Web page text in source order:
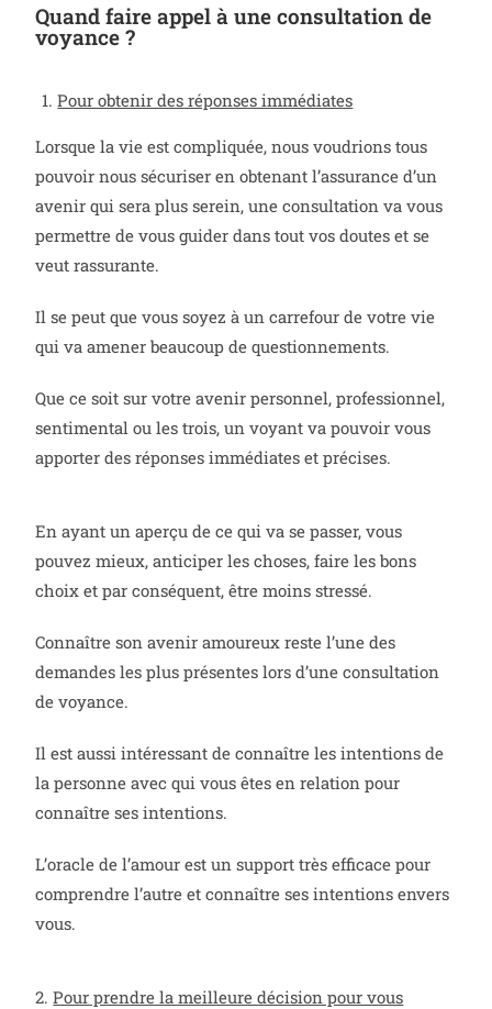
Quand faire appel à une consultation de
voyance ?
Pour obtenir des réponses immédiates
Lorsque la vie est compliquée, nous voudrions tous
pouvoir nous sécuriser en obtenant l’assurance d’un
avenir qui sera plus serein, une consultation va vous
permettre de vous guider dans tout vos doutes et se
veut rassurante.
Il se peut que vous soyez à un carrefour de votre vie
qui va amener beaucoup de questionnements.
Que ce soit sur votre avenir personnel, professionnel,
sentimental ou les trois, un voyant va pouvoir vous
apporter des réponses immédiates et précises.
En ayant un aperçu de ce qui va se passer, vous
pouvez mieux, anticiper les choses, faire les bons
choix et par conséquent, être moins stressé.
Connaître son avenir amoureux reste l’une des
demandes les plus présentes lors d’une consultation
de voyance.
Il est aussi intéressant de connaître les intentions de
la personne avec qui vous êtes en relation pour
connaître ses intentions.
L’oracle de l’amour est un support très efficace pour
comprendre l’autre et connaître ses intentions envers
vous.
2.Pour prendre la meilleure décision pour vous